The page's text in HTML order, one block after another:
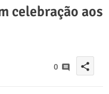
celebração aos
0 share